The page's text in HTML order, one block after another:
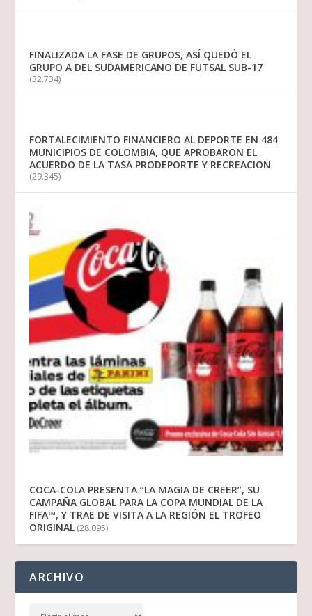
FINALIZADA LA FASE DE GRUPOS, ASÍ QUEDÓ EL
GRUPO A DEL SUDAMERICANO DE FUTSAL SUB-17
(32.734)
FORTALECIMIENTO FINANCIERO AL DEPORTE EN 484
MUNICIPIOS DE COLOMBIA, QUE APROBARON EL
ACUERDO DE LA TASA PRODEPORTE Y RECREACION
(29.345)
COCA-COLA PRESENTA “LA MAGIA DE CREER”, SU
CAMPAÑA GLOBAL PARA LA COPA MUNDIAL DE LA
FIFA™, Y TRAE DE VISITA A LA REGIÓN EL TROFEO
ORIGINAL (28.095)
ARCHIVO